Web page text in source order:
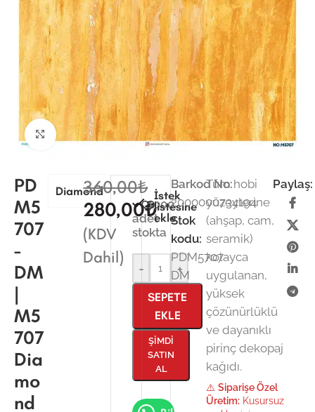
Büyütmek için tıklayın
PD
M5
707
-
DM
|
M5
707
Dia
mo
nd
Diamond360,00₺
280,00₺
(KDV
Dahil)
1000
adet
stokta
- +
SEPETE
EKLE
ŞIMDI
SATIN
AL
İstek
listesine
ekle
Barkod No:
2000000734194
Stok
kodu:
PDM5707-
DM
Tüm hobi
yüzeylerine
(ahşap, cam,
seramik)
kolayca
uygulanan,
yüksek
çözünürlüklü
ve dayanıklı
pirinç dekopaj
kağıdı.
⚠️ Siparişe Özel
Üretim:Kusursuz
Paylaş: